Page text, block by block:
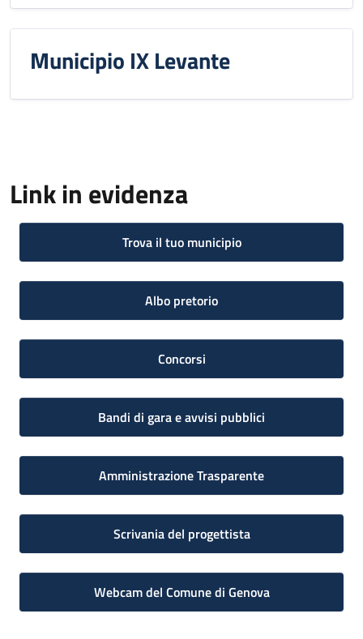
Municipio IX Levante
Link in evidenza
Trova il tuo municipio
Albo pretorio
Concorsi
Bandi di gara e avvisi pubblici
Amministrazione Trasparente
Scrivania del progettista
Webcam del Comune di Genova